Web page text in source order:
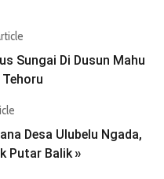
Sungai Di Dusun Mahu
Desa Ulubelu Ngada,
Putar Balik»